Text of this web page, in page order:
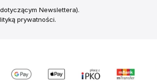
Newslettera).
prywatności.